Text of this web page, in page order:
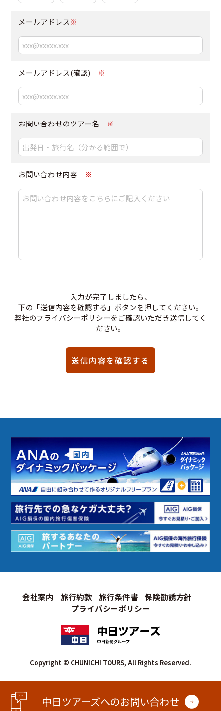
中日ツアーズへのお問い合わせ
メールアドレス※
メールアドレス(確認) ※
お問い合わせのツアー名 ※
お問い合わせ内容 ※
入力が完了しましたら、
下の「送信内容を確認する」ボタンを押してください。
弊社のプライバシーポリシーをご確認いただき送信してく
ださい。
送信内容を確認する
会社案内 旅行約款 旅行条件書 保険勧誘方針
プライバシーポリシー
Copyright © CHUNICHI TOURS, All Rights Reserved.